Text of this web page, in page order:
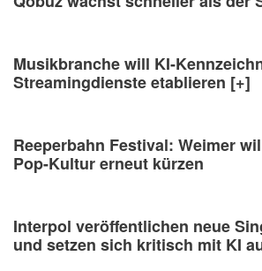
Musikbranche will KI-
Streamingdienste etablieren [+]
Reeperbahn Festival: Weimer
Pop-Kultur erneut kürzen
Interpol veröffentlichen neue
und setzen sich kritisch mit KI